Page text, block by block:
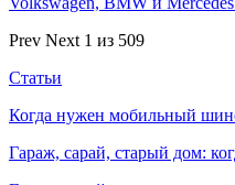
Prev Next 1 из 509
Статьи
Когда нужен мобильный
Гараж, сарай, старый дом: